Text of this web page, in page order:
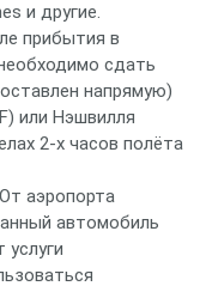
и другие.
прибытия в
сдать
напрямую)
или Нэшвилля
2‑х часов полёта
аэропорта
автомобиль